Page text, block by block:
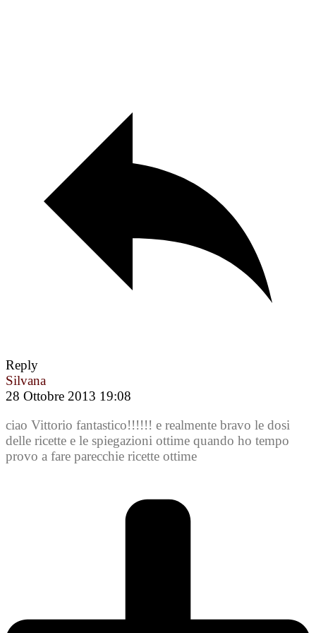
Reply
Silvana
28 Ottobre 2013 19:08
ciao Vittorio fantastico!!!!!! e realmente bravo le dosi
delle ricette e le spiegazioni ottime quando ho tempo
provo a fare parecchie ricette ottime